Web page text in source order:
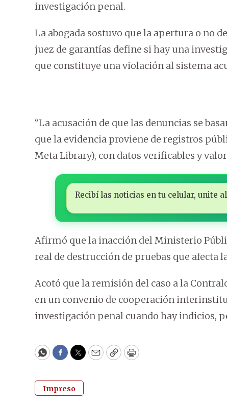
investigación penal.
La abogada sostuvo que la apertura o no
juez de garantías define si hay una
que constituye una violación al sistema
“La acusación de que las denuncias se
que la evidencia proviene de registros
Meta Library), con datos verificables y
Recibí las noticias en tu celular, unite
Afirmó que la inacción del Ministerio
real de destrucción de pruebas que
Acotó que la remisión del caso a la
en un convenio de cooperación
investigación penal cuando hay indicios,
WhatsApp
Facebook
Twitter
EmailCopyPrint
Impreso